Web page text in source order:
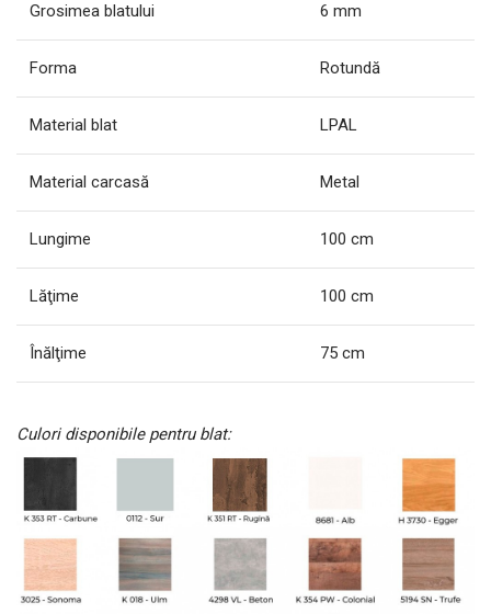
Grosimea blatului 6 mm
Forma Rotundă
Material blat LPAL
Material carcasă Metal
Lungime 100 cm
Lăţime 100 cm
Înălţime 75 cm
Culori disponibile pentru blat: